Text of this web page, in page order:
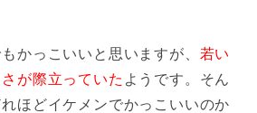
かっこいいと思いますが、 若い
が際立っていた ようです。そん
ほどイケメンでかっこいいのか